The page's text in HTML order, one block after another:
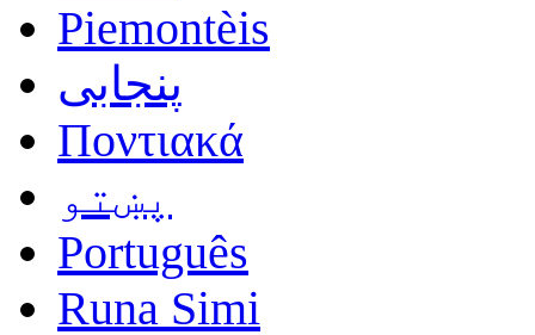
Piemontèis
پنجابی
Ποντιακά
پښتو
Português
Runa Simi